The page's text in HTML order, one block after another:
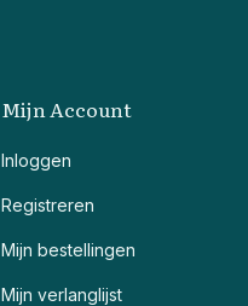
Mijn Account
Inloggen
Registreren
Mijn bestellingen
Mijn verlanglijst